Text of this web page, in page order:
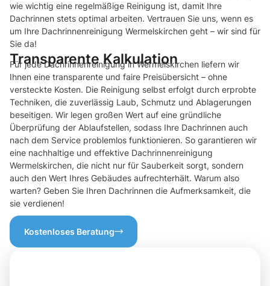
wie wichtig eine regelmäßige Reinigung ist, damit Ihre
Dachrinnen stets optimal arbeiten. Vertrauen Sie uns, wenn es
um Ihre Dachrinnenreinigung Wermelskirchen geht – wir sind für
Sie da!
Transparente Kalkulation
Für jede Dachrinnenreinigung in Wermelskirchen liefern wir
Ihnen eine transparente und faire Preisübersicht – ohne
versteckte Kosten. Die Reinigung selbst erfolgt durch erprobte
Techniken, die zuverlässig Laub, Schmutz und Ablagerungen
beseitigen. Wir legen großen Wert auf eine gründliche
Überprüfung der Ablaufstellen, sodass Ihre Dachrinnen auch
nach dem Service problemlos funktionieren. So garantieren wir
eine nachhaltige und effektive Dachrinnenreinigung
Wermelskirchen, die nicht nur für Sauberkeit sorgt, sondern
auch den Wert Ihres Gebäudes aufrechterhält. Warum also
warten? Geben Sie Ihren Dachrinnen die Aufmerksamkeit, die
sie verdienen!
Kostenloses Beratung